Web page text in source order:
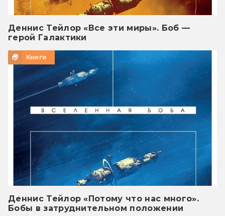
Деннис Тейлор «Все эти миры». Боб —
герой Галактики
Книги
Деннис Тейлор «Потому что нас много».
Бобы в затруднительном положении